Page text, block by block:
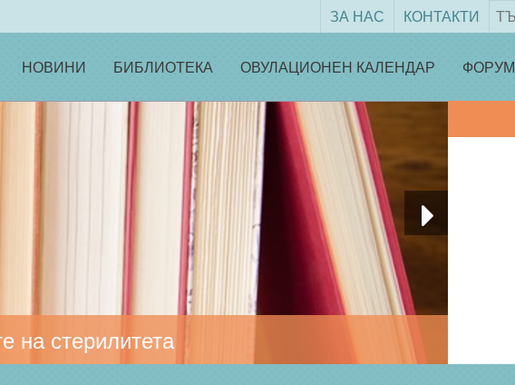
ЗА НАС КОНТАКТИ
НОВИНИ БИБЛИОТЕКА ОВУЛАЦИОНЕН КАЛЕНДАР ФОРУМ
на стерилитета